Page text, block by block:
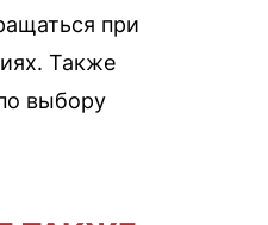
при
Также
выбору